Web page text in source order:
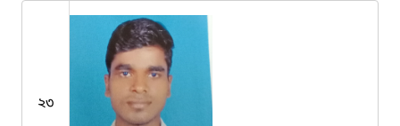
২৩